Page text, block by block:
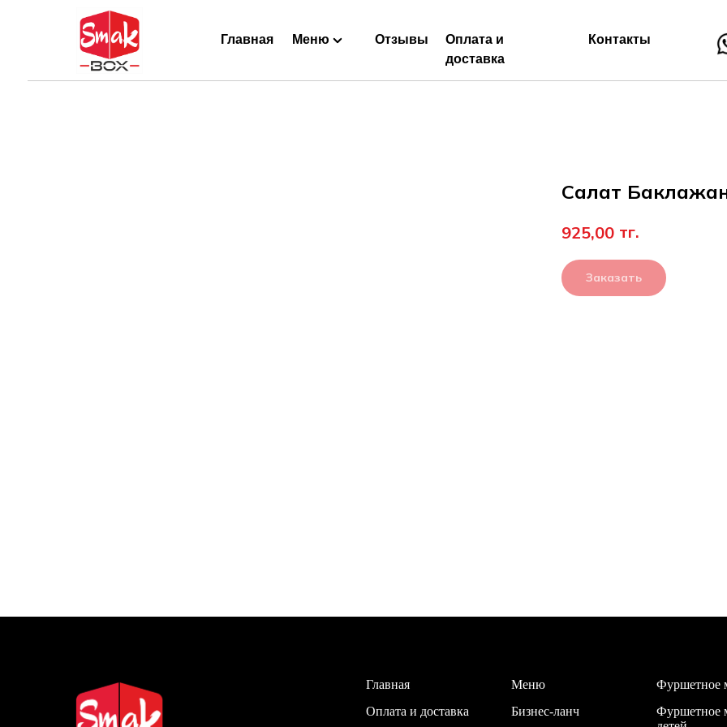
Главная Меню Отзывы Контакты
Оплата и
доставка
Салат
925,00 тг.
Заказать
Главная
Оплата и доставка
Меню
Бизнес-ланч
Фуршетное
Фуршетное